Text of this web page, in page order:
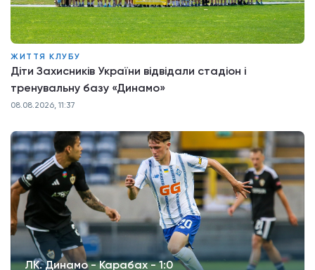
ЖИТТЯ КЛУБУ
Діти Захисників України відвідали стадіон і
тренувальну базу «Динамо»
08.08.2026, 11:37
ЛК. Динамо - Карабах - 1:0